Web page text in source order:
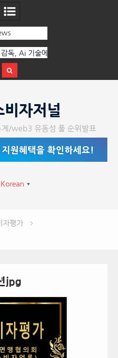
독, Ai 기술에
내려
비자저널
/web3 유동성 풀 순위발표
Korean ▼
자평가
jpg